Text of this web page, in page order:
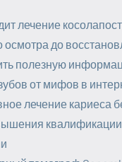
лечение
осмотра до
полезную
от мифов в
лечение кариеса